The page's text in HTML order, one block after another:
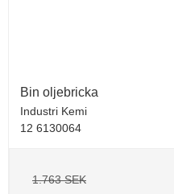
Bin oljebricka
Industri Kemi
12 6130064
1.763 SEK